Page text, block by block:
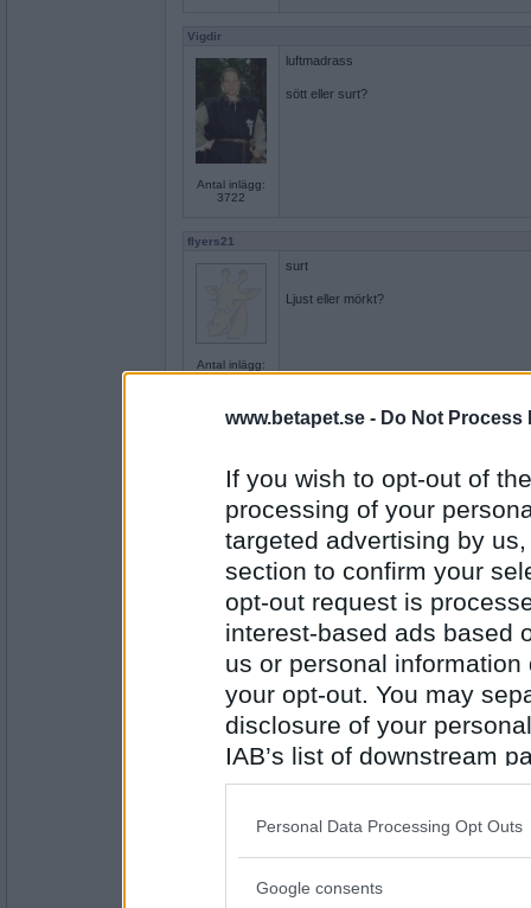
www.betapet.se - Do Not Process
If you wish to opt-out of
processing of your
targeted advertising by
section to confirm your
opt-out request is
interest-based ads based
us or personal
your opt-out. You may
disclosure of your
IAB’s list of downstream
also be disclosed by us
Downstream Participants
Please note that this
Personal Data Processing Opt Outs
Google consents
Vigdir
Antal inlägg:
3722
luftmadrass
sött eller surt?
flyers21
Antal inlägg:
3986
surt
Ljust eller mörkt?
sadielasalle
Antal inlägg: 704
långa lr korta naglar?
- Ej medlem längre
Antal inlägg:
8806
guld eller silverringar på fingrarna?
Antal inlägg:
platina eller guld?